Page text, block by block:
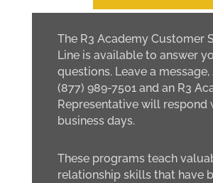
The R3 Academy Customer
Line is available to answer
questions. Leave a
(877) 989-7501 and an R3
Representative will respond
business days.
These programs teach
relationship skills that have